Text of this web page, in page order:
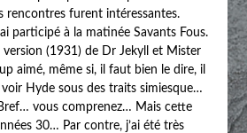
rencontres furent intéressantes.
participé à la matinée Savants Fous.
version (1931) de Dr Jekyll et Mister
aimé, même si, il faut bien le dire, il
Hyde sous des traits simiesque…
vous comprenez… Mais cette
30… Par contre, j’ai été très